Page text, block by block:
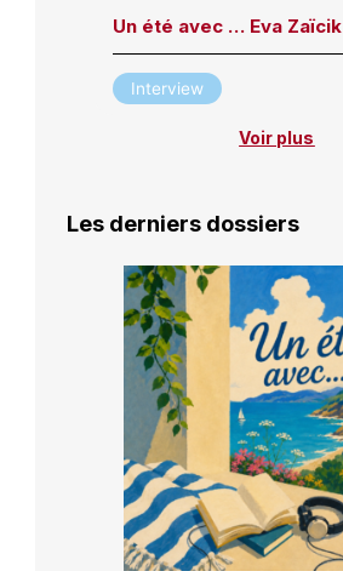
Un été avec … Eva Zaïcik
Interview
Voir plus
Les derniers dossiers